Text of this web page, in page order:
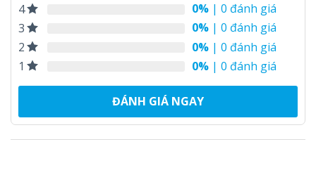
4
0% | 0 đánh giá
3
0% | 0 đánh giá
2
0% | 0 đánh giá
1
0% | 0 đánh giá
ĐÁNH GIÁ NGAY